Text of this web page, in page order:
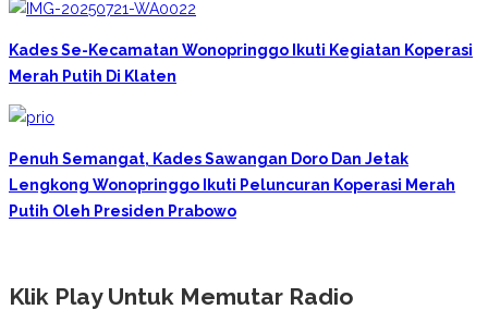
Kades Se-Kecamatan Wonopringgo Ikuti Kegiatan Koperasi
Merah Putih Di Klaten
Penuh Semangat, Kades Sawangan Doro Dan Jetak
Lengkong Wonopringgo Ikuti Peluncuran Koperasi Merah
Putih Oleh Presiden Prabowo
Klik Play Untuk Memutar Radio